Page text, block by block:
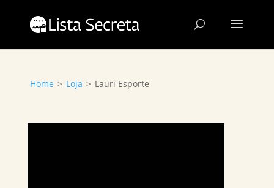
Home > Loja > Lauri Esporte